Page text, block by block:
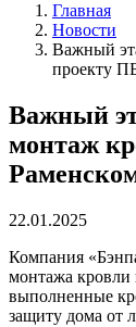
Главная
Новости
Важный
проекту
Важный
монтаж
22.01.2025
Компания
монтажа кровли
выполненные
защиту дома от